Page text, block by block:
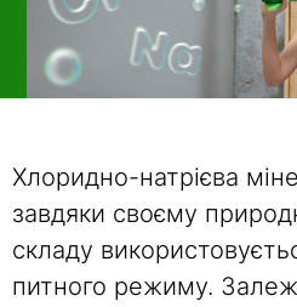
Хлоридно-натрієва
завдяки своєму
складу
питного режиму.